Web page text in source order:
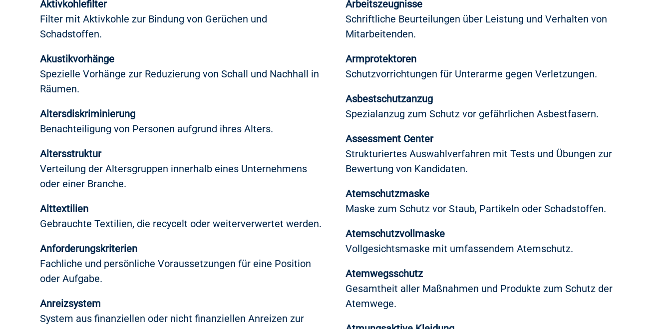
Aktivkohlefilter
Filter mit Aktivkohle zur Bindung von Gerüchen und
Schadstoffen.
Akustikvorhänge
Spezielle Vorhänge zur Reduzierung von Schall und Nachhall in
Räumen.
Altersdiskriminierung
Benachteiligung von Personen aufgrund ihres Alters.
Altersstruktur
Verteilung der Altersgruppen innerhalb eines Unternehmens
oder einer Branche.
Alttextilien
Gebrauchte Textilien, die recycelt oder weiterverwertet werden.
Anforderungskriterien
Fachliche und persönliche Voraussetzungen für eine Position
oder Aufgabe.
Anreizsystem
System aus finanziellen oder nicht finanziellen Anreizen zur
Arbeitszeugnisse
Schriftliche Beurteilungen über Leistung und Verhalten von
Mitarbeitenden.
Armprotektoren
Schutzvorrichtungen für Unterarme gegen Verletzungen.
Asbestschutzanzug
Spezialanzug zum Schutz vor gefährlichen Asbestfasern.
Assessment Center
Strukturiertes Auswahlverfahren mit Tests und Übungen zur
Bewertung von Kandidaten.
Atemschutzmaske
Maske zum Schutz vor Staub, Partikeln oder Schadstoffen.
Atemschutzvollmaske
Vollgesichtsmaske mit umfassendem Atemschutz.
Atemwegsschutz
Gesamtheit aller Maßnahmen und Produkte zum Schutz der
Atemwege.